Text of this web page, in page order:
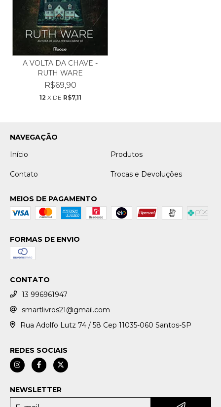
A VOLTA DA CHAVE -
RUTH WARE
R$69,90
12 X DE R$7,11
NAVEGAÇÃO
Início
Produtos
Contato Trocas e Devoluções
MEIOS DE PAGAMENTO
FORMAS DE ENVIO
CONTATO
13 996961947
smartlivros21@gmail.com
Rua Adolfo Lutz 74 / 58 Cep 11035-060 Santos-SP
REDES SOCIAIS
NEWSLETTER